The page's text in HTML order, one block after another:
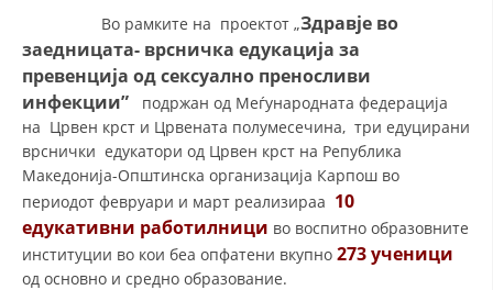
ПРИРАЧНИЦИ
СТРАТЕГИИ
ЕДУКАТИВНО ИНФОРМАТИВНИ МАТЕРИЈАЛИ
БРОШУРИ
Во рамките на проектот „Здравје во
заедницата- врсничка едукација за
превенција од сексуално преносливи
инфекции” подржан од Меѓународната федерација
на Црвен крст и Црвената полумесечина, три едуцирани
врснички едукатори од Црвен крст на Република
Македонија-Општинска организација Карпош во
периодот февруари и март реализираа 10
едукативни работилници во воспитно образовните
институции во кои беа опфатени вкупно 273 ученици
од основно и средно образование.